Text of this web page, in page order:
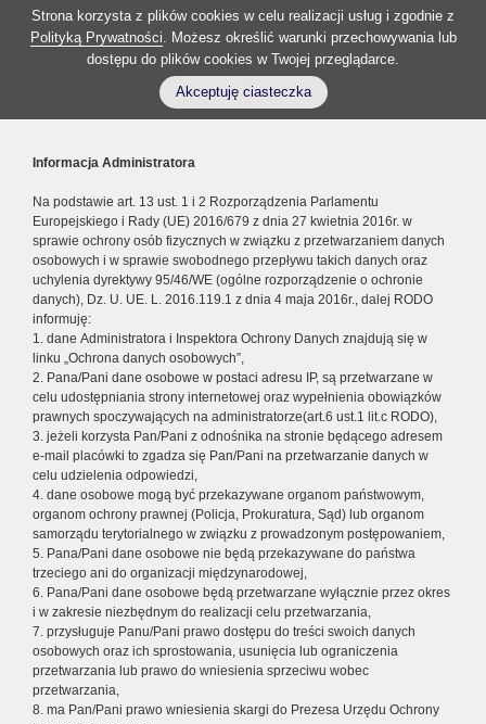
Strona korzysta z plików cookies w celu realizacji usług i zgodnie z
Polityką Prywatności. Możesz określić warunki przechowywania lub
dostępu do plików cookies w Twojej przeglądarce.
Akceptuję ciasteczka
Informacja Administratora
Na podstawie art. 13 ust. 1 i 2 Rozporządzenia Parlamentu
Europejskiego i Rady (UE) 2016/679 z dnia 27 kwietnia 2016r. w
sprawie ochrony osób fizycznych w związku z przetwarzaniem danych
osobowych i w sprawie swobodnego przepływu takich danych oraz
uchylenia dyrektywy 95/46/WE (ogólne rozporządzenie o ochronie
danych), Dz. U. UE. L. 2016.119.1 z dnia 4 maja 2016r., dalej RODO
informuję:
1. dane Administratora i Inspektora Ochrony Danych znajdują się w
linku „Ochrona danych osobowych”,
2. Pana/Pani dane osobowe w postaci adresu IP, są przetwarzane w
celu udostępniania strony internetowej oraz wypełnienia obowiązków
prawnych spoczywających na administratorze(art.6 ust.1 lit.c RODO),
3. jeżeli korzysta Pan/Pani z odnośnika na stronie będącego adresem
e-mail placówki to zgadza się Pan/Pani na przetwarzanie danych w
celu udzielenia odpowiedzi,
4. dane osobowe mogą być przekazywane organom państwowym,
organom ochrony prawnej (Policja, Prokuratura, Sąd) lub organom
samorządu terytorialnego w związku z prowadzonym postępowaniem,
5. Pana/Pani dane osobowe nie będą przekazywane do państwa
trzeciego ani do organizacji międzynarodowej,
6. Pana/Pani dane osobowe będą przetwarzane wyłącznie przez okres
i w zakresie niezbędnym do realizacji celu przetwarzania,
7. przysługuje Panu/Pani prawo dostępu do treści swoich danych
osobowych oraz ich sprostowania, usunięcia lub ograniczenia
przetwarzania lub prawo do wniesienia sprzeciwu wobec
przetwarzania,
8. ma Pan/Pani prawo wniesienia skargi do Prezesa Urzędu Ochrony